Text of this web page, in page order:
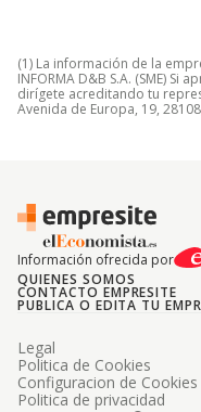
(1) La información de la
INFORMA D&B S.A. (SME)
dirígete acreditando tu
Avenida de Europa, 19,
Información ofrecida por
QUIENES SOMOS
CONTACTO EMPRESITE
PUBLICA O EDITA TU
Legal
Politica de Cookies
Configuracion de Cookies
Politica de privacidad